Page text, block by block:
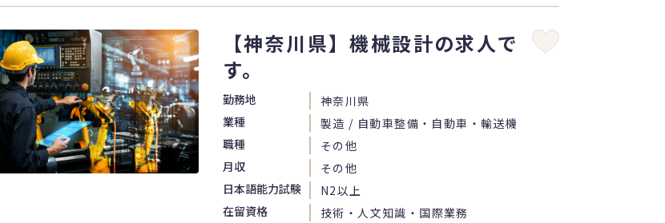
【神奈川県】機械設計の求人で
す。
勤務地
神奈川県
業種
製造 / 自動車整備・自動車・輸送機
職種
その他
月収
その他
日本語能力試験
N2以上
在留資格
技術・人文知識・国際業務